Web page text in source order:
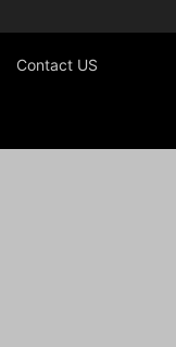
Contact US